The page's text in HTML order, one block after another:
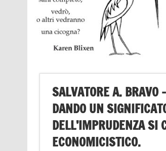
SALVATORE A. BRAVO
DANDO UN
DELL’IMPRUDENZA SI
ECONOMICISTICO.